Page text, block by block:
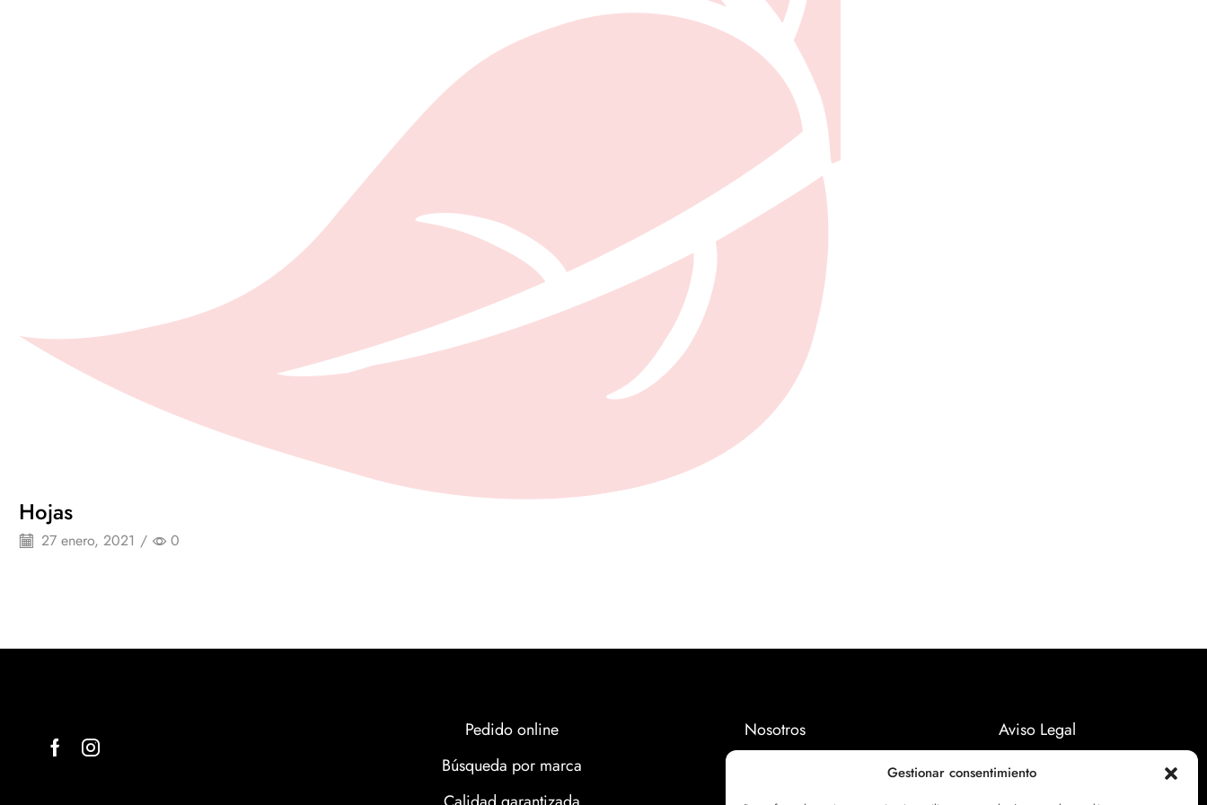
Gestionar consentimiento
Hojas
27 enero, 2021 / 0
Pedido online
Búsqueda por marca
Nosotros
Aviso Legal
Políticas Privacidad